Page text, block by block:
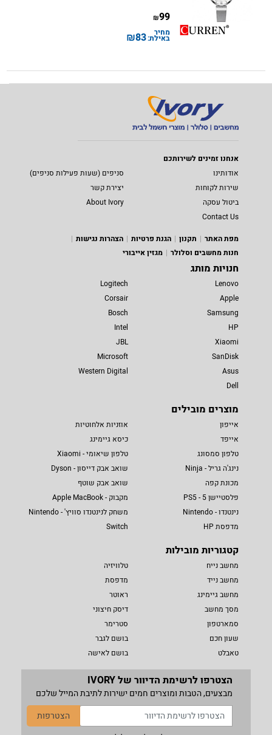
99
₪
מחיר
באילת:83
₪
אנחנו זמינים לשירותכם
אודותינו
סניפים (שעות פעילות סניפים)
שירות לקוחות
יצירת קשר
ביטול עסקה
About Ivory
Contact Us
מפת האתר
תקנון הגנת פרטיות
הצהרות נגישות
חנות מחשבים וסלולר
מגזין אייבורי
חנויות מותג
Lenovo
Apple
Samsung
HP
Xiaomi
SanDisk
Asus
Dell
Logitech
Corsair
Bosch
Intel
JBL
Microsoft
Western Digital
מוצרים מובילים
אייפון
אייפד
טלפון סמסונג
נינג'ה גריל - Ninja
מכונת קפה
פלסטיישן 5 - PS5
נינטנדו - Nintendo
מדפסת HP
אוזניות אלחוטיות
כיסא גיימינג
טלפון שיאומי - Xiaomi
שואב אבק דייסון - Dyson
שואב אבק שוטף
מקבוק - Apple MacBook
משחק לנינטנדו סוויץ' - Nintendo
Switch
קטגוריות מובילות
מחשב נייח
מחשב נייד
מחשב גיימינג
מסך מחשב
סמארטפון
שעון חכם
טאבלט
טלוויזיה
מדפסת
ראוטר
דיסק חיצוני
סטרימר
בושם לגבר
בושם לאישה
הצטרפו לרשימת הדיוור של IVORY
מבצעים, הטבות ומוצרים חמים ישירות לתיבת המייל שלכם
הצטרפות